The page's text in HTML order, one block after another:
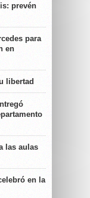
prevén
para
en
libertad
las aulas
en la